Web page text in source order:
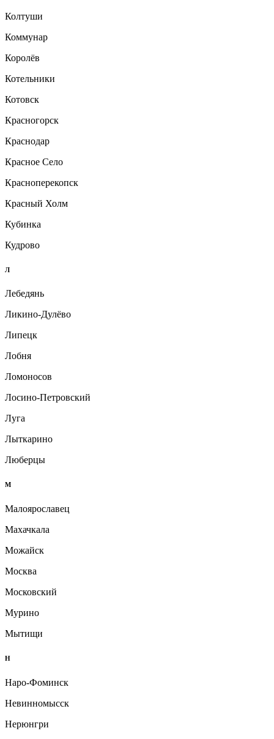
Колтуши
Коммунар
Королёв
Котельники
Котовск
Красногорск
Краснодар
Красное Село
Красноперекопск
Красный Холм
Кубинка
Кудрово
Л
Лебедянь
Ликино-Дулёво
Липецк
Лобня
Ломоносов
Лосино-Петровский
Луга
Лыткарино
Люберцы
М
Малоярославец
Махачкала
Можайск
Москва
Московский
Мурино
Мытищи
Н
Наро-Фоминск
Невинномысск
Нерюнгри